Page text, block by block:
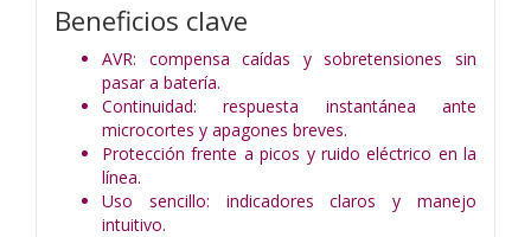
Beneficios clave
AVR: compensa caídas y sobretensiones sin
pasar a batería.
Continuidad: respuesta instantánea ante
microcortes y apagones breves.
Protección frente a picos y ruido eléctrico en la
línea.
Uso sencillo: indicadores claros y manejo
intuitivo.